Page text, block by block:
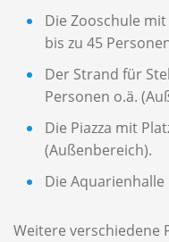
Die Zooschule
bis zu 45
Der Strand für
Personen o.ä.
Die Piazza mit
(Außenbereich).
Die
Weitere verschiedene